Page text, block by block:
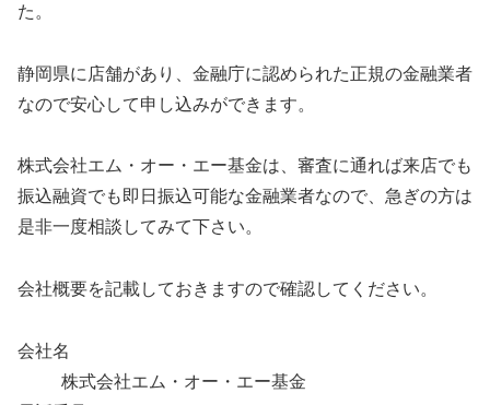
た。
静岡県に店舗があり、金融庁に認められた正規の金融業者
なので安心して申し込みができます。
株式会社エム・オー・エー基金は、審査に通れば来店でも
振込融資でも即日振込可能な金融業者なので、急ぎの方は
是非一度相談してみて下さい。
会社概要を記載しておきますので確認してください。
会社名
株式会社エム・オー・エー基金